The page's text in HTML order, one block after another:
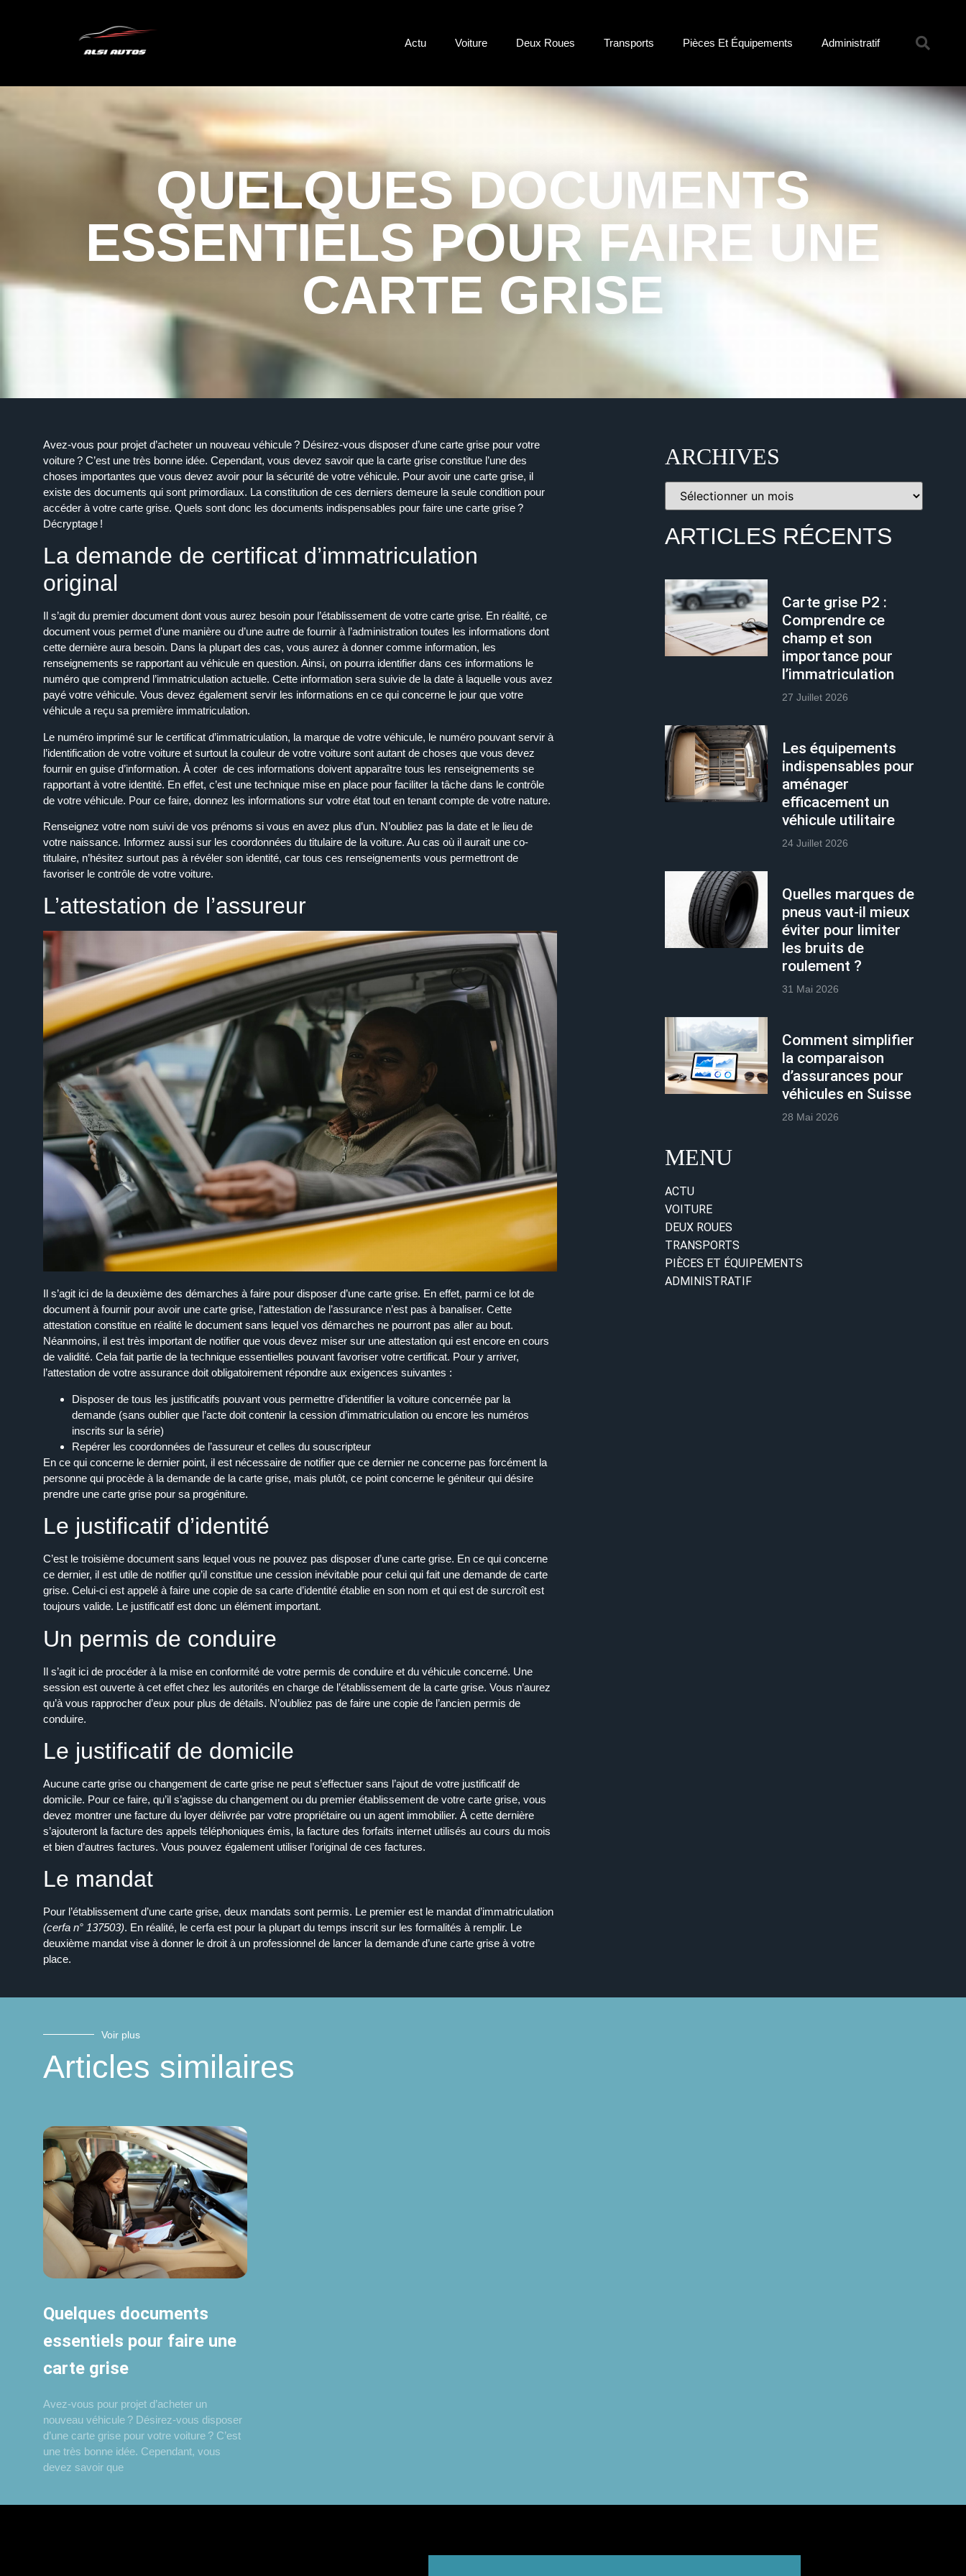
Actu Voiture Deux Roues Transports Pièces Et Équipements Administratif
QUELQUES DOCUMENTS
ESSENTIELS POUR FAIRE UNE
CARTE GRISE
Avez-vous pour projet d’acheter un nouveauvéhicule? Désirez-vous disposer d’unecarte grise pour votre
voiture ? C’est une très bonne idée. Cependant, vous devez savoir que lacarte grise constitue l’une des
choses importantes que vous devez avoir pour la sécurité de votrevéhicule. Pour avoir unecarte grise, il
existe des documents qui sont primordiaux. La constitution de ces derniers demeure la seule condition pour
accéder à votrecarte grise. Quels sont donc les documents indispensables pour faire une carte grise ?
Décryptage !
La demande de certificat d’immatriculation
original
Il s’agit du premierdocument dont vous aurez besoin pour l’établissement de votre carte grise. En réalité, ce
document vous permet d’une manière ou d’une autre de fournir à l’administration toutes les informations dont
cette dernière aura besoin. Dans la plupart des cas, vous aurez à donner comme information, les
renseignements se rapportant auvéhiculeen question. Ainsi, on pourra identifier dans ces informations le
numéro que comprend l’immatriculation actuelle. Cette information sera suivie de la date à laquelle vous avez
payé votrevéhicule. Vous devez également servir les informations en ce qui concerne le jour que votre
véhicule a reçu sa première immatriculation.
Le numéro imprimé sur lecertificat d’immatriculation, la marque de votrevéhicule, le numéro pouvant servir à
l’identification de votre voiture et surtout la couleur de votre voiture sont autant de choses que vous devez
fournir en guise d’information. À coter de ces informations doivent apparaître tous les renseignements se
rapportant à votre identité. En effet, c’est unetechnique mise en place pour faciliter la tâche dans lecontrôle
de votre véhicule. Pour ce faire, donnez les informations sur votre état tout en tenant compte de votre nature.
Renseignez votre nom suivi de vos prénoms si vous en avez plus d’un. N’oubliez pas la date et le lieu de
votre naissance. Informez aussi sur les coordonnées dutitulaire de la voiture. Au cas où il aurait une co-
titulaire, n’hésitez surtout pas à révéler son identité, car tous ces renseignements vous permettront de
favoriser lecontrôle de votre voiture.
L’attestation de l’assureur
Il s’agit ici de la deuxième desdémarchesà faire pour disposer d’une carte grise. En effet, parmi ce lot de
document à fournir pour avoir une carte grise, l’attestation de l’assurance n’est pas à banaliser. Cette
attestation constitue en réalité ledocument sans lequel vosdémarches ne pourront pas aller au bout.
Néanmoins, il est très important de notifier que vous devez miser sur une attestation qui est encore en cours
de validité. Cela fait partie de latechnique essentielles pouvant favoriser votrecertificat. Pour y arriver,
l’attestation de votre assurance doit obligatoirement répondre aux exigences suivantes :
Disposer de tous les justificatifs pouvant vous permettre d’identifier la voiture concernée par la
demande (sans oublier que l’acte doit contenir lacessiond’immatriculation ou encore les numéros
inscrits sur la série)
Repérer les coordonnées de l’assureur et celles du souscripteur
En ce qui concerne le dernier point, il est nécessaire de notifier que ce dernier ne concerne pas forcément la
personne qui procède à la demande de la carte grise, mais plutôt, ce point concerne le géniteur qui désire
prendre une carte grise pour sa progéniture.
Le justificatif d’identité
C’est le troisième document sans lequel vous ne pouvez pas disposer d’une carte grise. En ce qui concerne
ce dernier, il est utile de notifier qu’il constitue unecession inévitable pour celui qui fait une demande de carte
grise. Celui-ci est appelé à faire unecopiede sa carte d’identité établie en son nom et qui est de surcroît est
toujours valide. Le justificatifest donc un élément important.
Un permis de conduire
Il s’agit ici de procéder à la mise en conformité de votre permis de conduire et du véhicule concerné. Une
session est ouverte à cet effet chez les autorités en charge de l’établissement de la carte grise. Vous n’aurez
qu’à vous rapprocher d’eux pour plus de détails. N’oubliez pas de faire unecopie de l’ancien permis de
conduire.
Le justificatif de domicile
Aucune carte grise ouchangement de carte grise ne peut s’effectuer sans l’ajout de votre justificatif de
domicile. Pour ce faire, qu’il s’agisse duchangement ou du premier établissement de votre carte grise, vous
devez montrer une facture du loyer délivrée par votre propriétaire ou un agent immobilier. À cette dernière
s’ajouteront la facture des appels téléphoniques émis, la facture des forfaits internet utilisés au cours du mois
et bien d’autres factures. Vous pouvez également utiliser l’original de ces factures.
Le mandat
Pour l’établissement d’une carte grise, deux mandats sont permis. Le premier est le mandat d’immatriculation
(cerfa n° 137503). En réalité, lecerfa est pour la plupart du temps inscrit sur les formalités à remplir. Le
deuxième mandat vise à donner le droit à un professionnel de lancer la demande d’une carte grise à votre
place.
ARCHIVES
ARTICLES RÉCENTS
Carte grise P2 :
Comprendre ce
champ et son
importance pour
l’immatriculation
27 Juillet 2026
Les équipements
indispensables pour
aménager
efficacement un
véhicule utilitaire
24 Juillet 2026
Quelles marques de
pneus vaut-il mieux
éviter pour limiter
les bruits de
roulement ?
31 Mai 2026
Comment simplifier
la comparaison
d’assurances pour
véhicules en Suisse
28 Mai 2026
MENU
ACTU
VOITURE
DEUX ROUES
TRANSPORTS
PIÈCES ET ÉQUIPEMENTS
ADMINISTRATIF
Voir plus
Articles similaires
Quelques documents
essentiels pour faire une
carte grise
Avez-vous pour projet d’acheter un
nouveau véhicule ? Désirez-vous disposer
d’une carte grise pour votre voiture ? C’est
une très bonne idée. Cependant, vous
devez savoir que